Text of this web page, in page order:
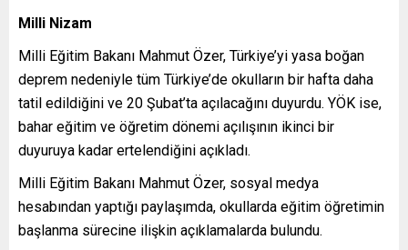
Milli Nizam
Milli Eğitim Bakanı Mahmut Özer, Türkiye’yi yasa boğan
deprem nedeniyle tüm Türkiye’de okulların bir hafta daha
tatil edildiğini ve 20 Şubat’ta açılacağını duyurdu. YÖK ise,
bahar eğitim ve öğretim dönemi açılışının ikinci bir
duyuruya kadar ertelendiğini açıkladı.
Milli Eğitim Bakanı Mahmut Özer, sosyal medya
hesabından yaptığı paylaşımda, okullarda eğitim öğretimin
başlanma sürecine ilişkin açıklamalarda bulundu.